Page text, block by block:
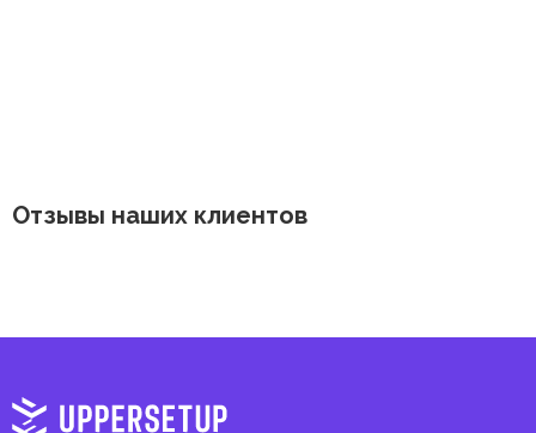
Отзывы наших клиентов